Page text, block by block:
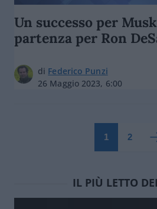
Un successo per
partenza per Ron
di Federico Punzi
26 Maggio 2023, 6:00
1 2
IL PIÙ LETTO